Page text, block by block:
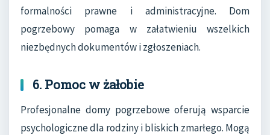
formalności prawne i administracyjne. Dom
pogrzebowy pomaga w załatwieniu wszelkich
niezbędnych dokumentów i zgłoszeniach.
6. Pomoc w żałobie
Profesjonalne domy pogrzebowe oferują wsparcie
psychologiczne dla rodziny i bliskich zmarłego. Mogą